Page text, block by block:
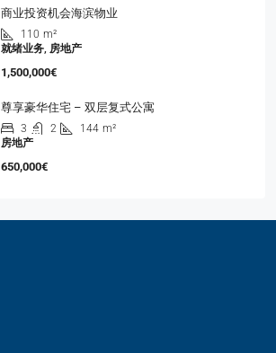
商业投资机会海滨物业
110 m²
就绪业务, 房地产
1,500,000€
尊享豪华住宅 – 双层复式公寓
3 2 144 m²
房地产
650,000€